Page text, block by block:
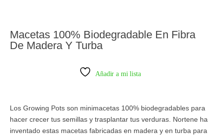
Macetas 100% Biodegradable En Fibra
De Madera Y Turba
Añadir a mi lista
Los Growing Pots son minimacetas 100% biodegradables para
hacer crecer tus semillas y trasplantar tus verduras. Nortene ha
inventado estas macetas fabricadas en madera y en turba para